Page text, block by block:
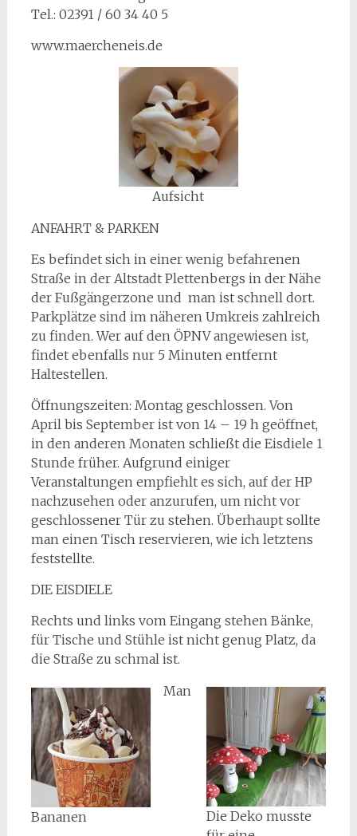
Tel.: 02391 / 60 34 40 5
www.maercheneis.de
Aufsicht
ANFAHRT & PARKEN
Es befindet sich in einer wenig befahrenen
Straße in der Altstadt Plettenbergs in der Nähe
der Fußgängerzone und man ist schnell dort.
Parkplätze sind im näheren Umkreis zahlreich
zu finden. Wer auf den ÖPNV angewiesen ist,
findet ebenfalls nur 5 Minuten entfernt
Haltestellen.
Öffnungszeiten: Montag geschlossen. Von
April bis September ist von 14 – 19 h geöffnet,
in den anderen Monaten schließt die Eisdiele 1
Stunde früher. Aufgrund einiger
Veranstaltungen empfiehlt es sich, auf der HP
nachzusehen oder anzurufen, um nicht vor
geschlossener Tür zu stehen. Überhaupt sollte
man einen Tisch reservieren, wie ich letztens
feststellte.
DIE EISDIELE
Rechts und links vom Eingang stehen Bänke,
für Tische und Stühle ist nicht genug Platz, da
die Straße zu schmal ist.
Die Deko musste
Bananen
Man